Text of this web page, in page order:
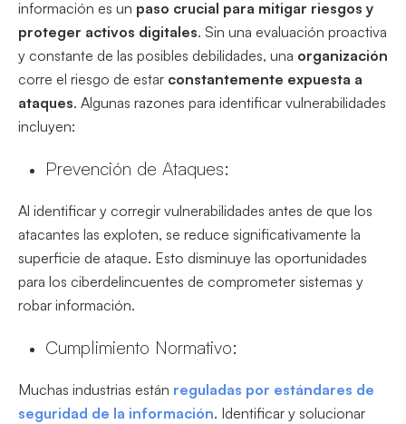
información es un paso crucial para mitigar riesgos y
proteger activos digitales. Sin una evaluación proactiva
y constante de las posibles debilidades, una organización
corre el riesgo de estar constantemente expuesta a
ataques. Algunas razones para identificar vulnerabilidades
incluyen:
Prevención de Ataques:
Al identificar y corregir vulnerabilidades antes de que los
atacantes las exploten, se reduce significativamente la
superficie de ataque. Esto disminuye las oportunidades
para los ciberdelincuentes de comprometer sistemas y
robar información.
Cumplimiento Normativo:
Muchas industrias están reguladas por estándares de
seguridad de la información. Identificar y solucionar